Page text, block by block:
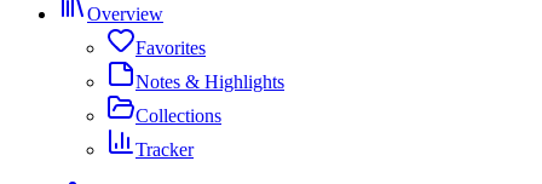
Overview
Favorites
Notes & Highlights
Collections
Tracker